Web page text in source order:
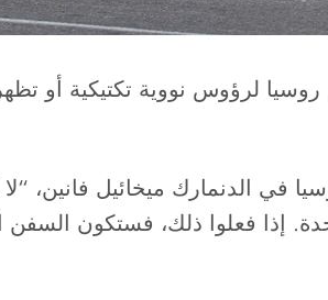
روسيا لرؤوس نووية تكتيكية
مارس من عام 2015، أعلن سفير روسيا في الدنمارك
إذا فعلوا ذلك، فستكون السفن